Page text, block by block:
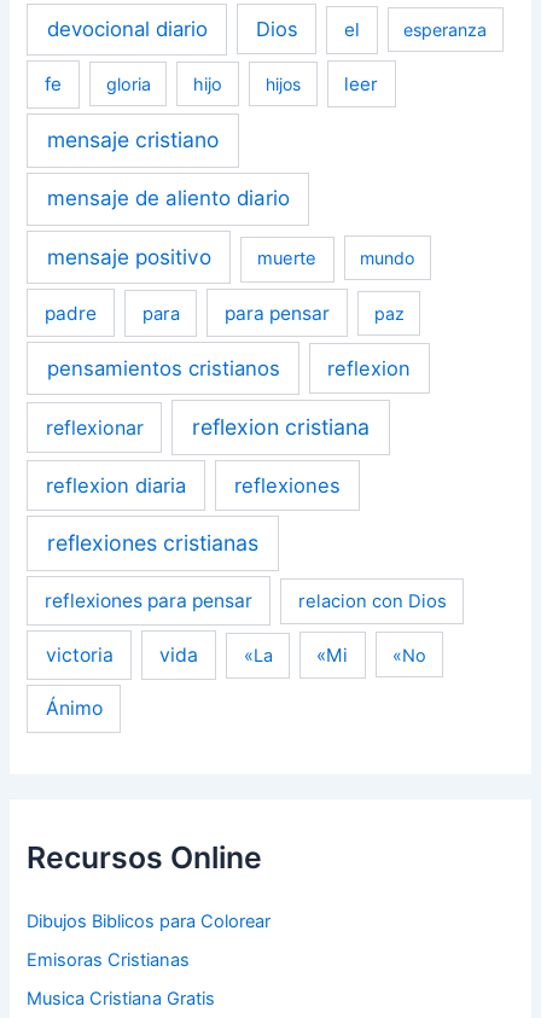
devocional diario Dios el esperanza
fe gloria hijo hijos leer
mensaje cristiano
mensaje de aliento diario
mensaje positivo muerte mundo
padre para para pensar paz
pensamientos cristianos reflexion
reflexionar reflexion cristiana
reflexion diaria reflexiones
reflexiones cristianas
reflexiones para pensar relacion con Dios
victoria vida «La «Mi «No
Ánimo
Recursos Online
Dibujos Biblicos para Colorear
Emisoras Cristianas
Musica Cristiana Gratis